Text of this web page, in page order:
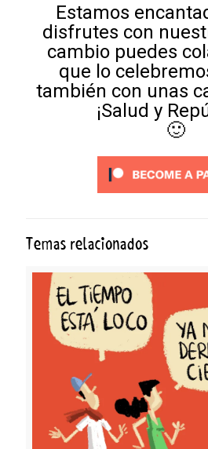
Estamos
disfrutes con
cambio puedes
que lo
también con unas
¡Salud y
🙂
Temas relacionados